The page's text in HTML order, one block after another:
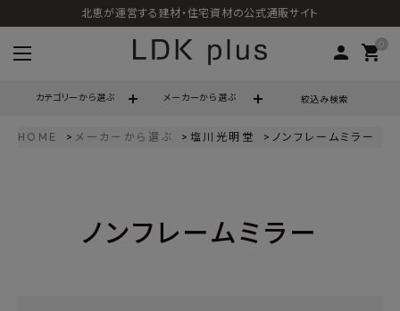
北恵が運営する建材・住宅資材の公式通販サイト
person 0
shopping_cart
カテゴリーから選ぶ メーカーから選ぶ 絞込み検索
06-6121-9302
HOME メーカーから選ぶ 塩川光明堂 ノンフレームミラー
ノンフレームミラー